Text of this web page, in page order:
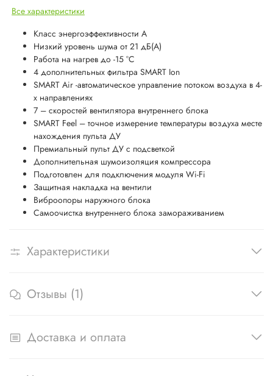
Все характеристики
Класс энергоэффективности A
Низкий уровень шума от 21 дБ(А)
Работа на нагрев до -15 °С
4 дополнительных фильтра SMART Ion
SMART Air -автоматическое управление потоком воздуха в 4-
х направлениях
7 – скоростей вентилятора внутреннего блока
SMART Feel – точное измерение температуры воздуха месте
нахождения пульта ДУ
Премиальный пульт ДУ с подсветкой
Дополнительная шумоизоляция компрессора
Подготовлен для подключения модуля Wi-Fi
Защитная накладка на вентили
Виброопоры наружного блока
Самоочистка внутреннего блока замораживанием
Характеристики
Отзывы (1)
Доставка и оплата